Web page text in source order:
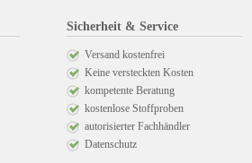
Sicherheit & Service
Versand kostenfrei
Keine versteckten Kosten
kompetente Beratung
kostenlose Stoffproben
autorisierter Fachhändler
Datenschutz